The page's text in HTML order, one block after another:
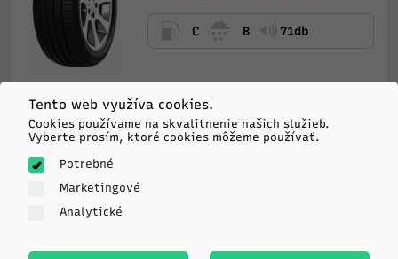
C B 71db
Expedujeme
do 6 prac. dní
Viac ako 20 ks
dodávateľa
91.11
-
Tento web využíva cookies.
Cookies používame na skvalitnenie našich služieb.
Vyberte prosím, ktoré cookies môžeme používať.
Potrebné
Marketingové
Analytické